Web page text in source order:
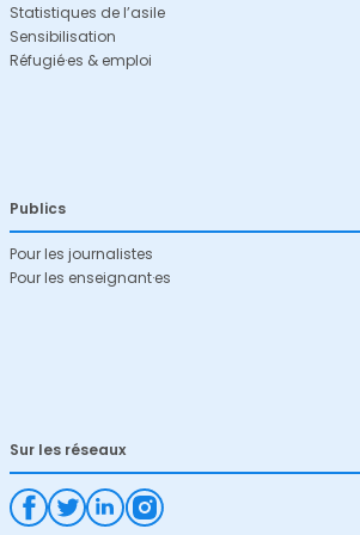
Statistiques de l’asile
Sensibilisation
Réfugié·es & emploi
Publics
Pour les journalistes
Pour les enseignant·es
Sur les réseaux